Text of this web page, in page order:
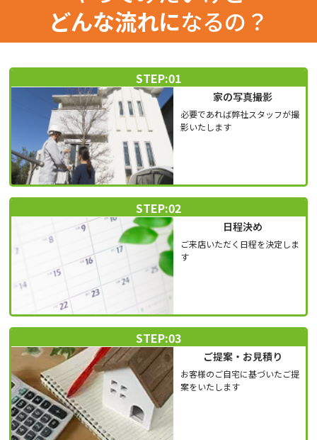
どんな流れになるの？
STEP:01
家の写真撮影
必要であれば弊社スタッフが撮
影いたします
STEP:02
日程決め
ご来店いただく日程を決定しま
す
STEP:03
ご提案・お見積り
お客様のご自宅に基づいたご提
案をいたします